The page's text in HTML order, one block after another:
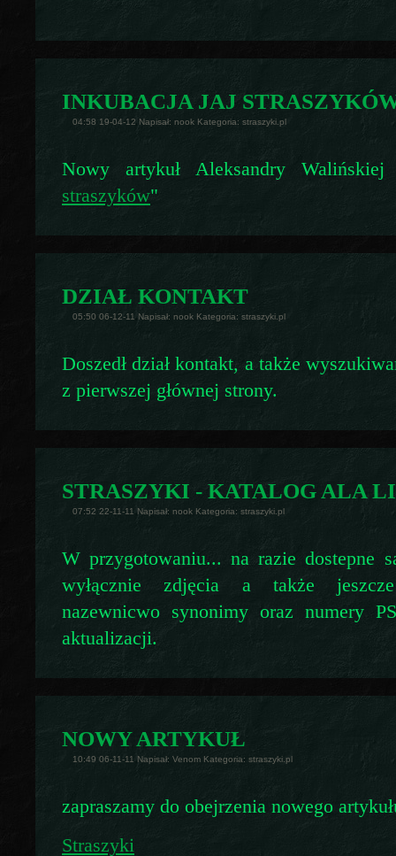
INKUBACJA JAJ
04:58 19-04-12 Napisał: nook Kategoria: straszyki.pl
Nowy artykuł Aleksandry
straszyków"
DZIAŁ KONTAKT
05:50 06-12-11 Napisał: nook Kategoria: straszyki.pl
Doszedł dział kontakt, a także
z pierwszej głównej strony.
STRASZYKI - KATALOG ALA
07:52 22-11-11 Napisał: nook Kategoria: straszyki.pl
W przygotowaniu... na razie dostepne
wyłącznie zdjęcia a także
nazewnicwo synonimy oraz numery
aktualizacji.
NOWY ARTYKUŁ
10:49 06-11-11 Napisał: Venom Kategoria: straszyki.pl
zapraszamy do obejrzenia nowego
Straszyki